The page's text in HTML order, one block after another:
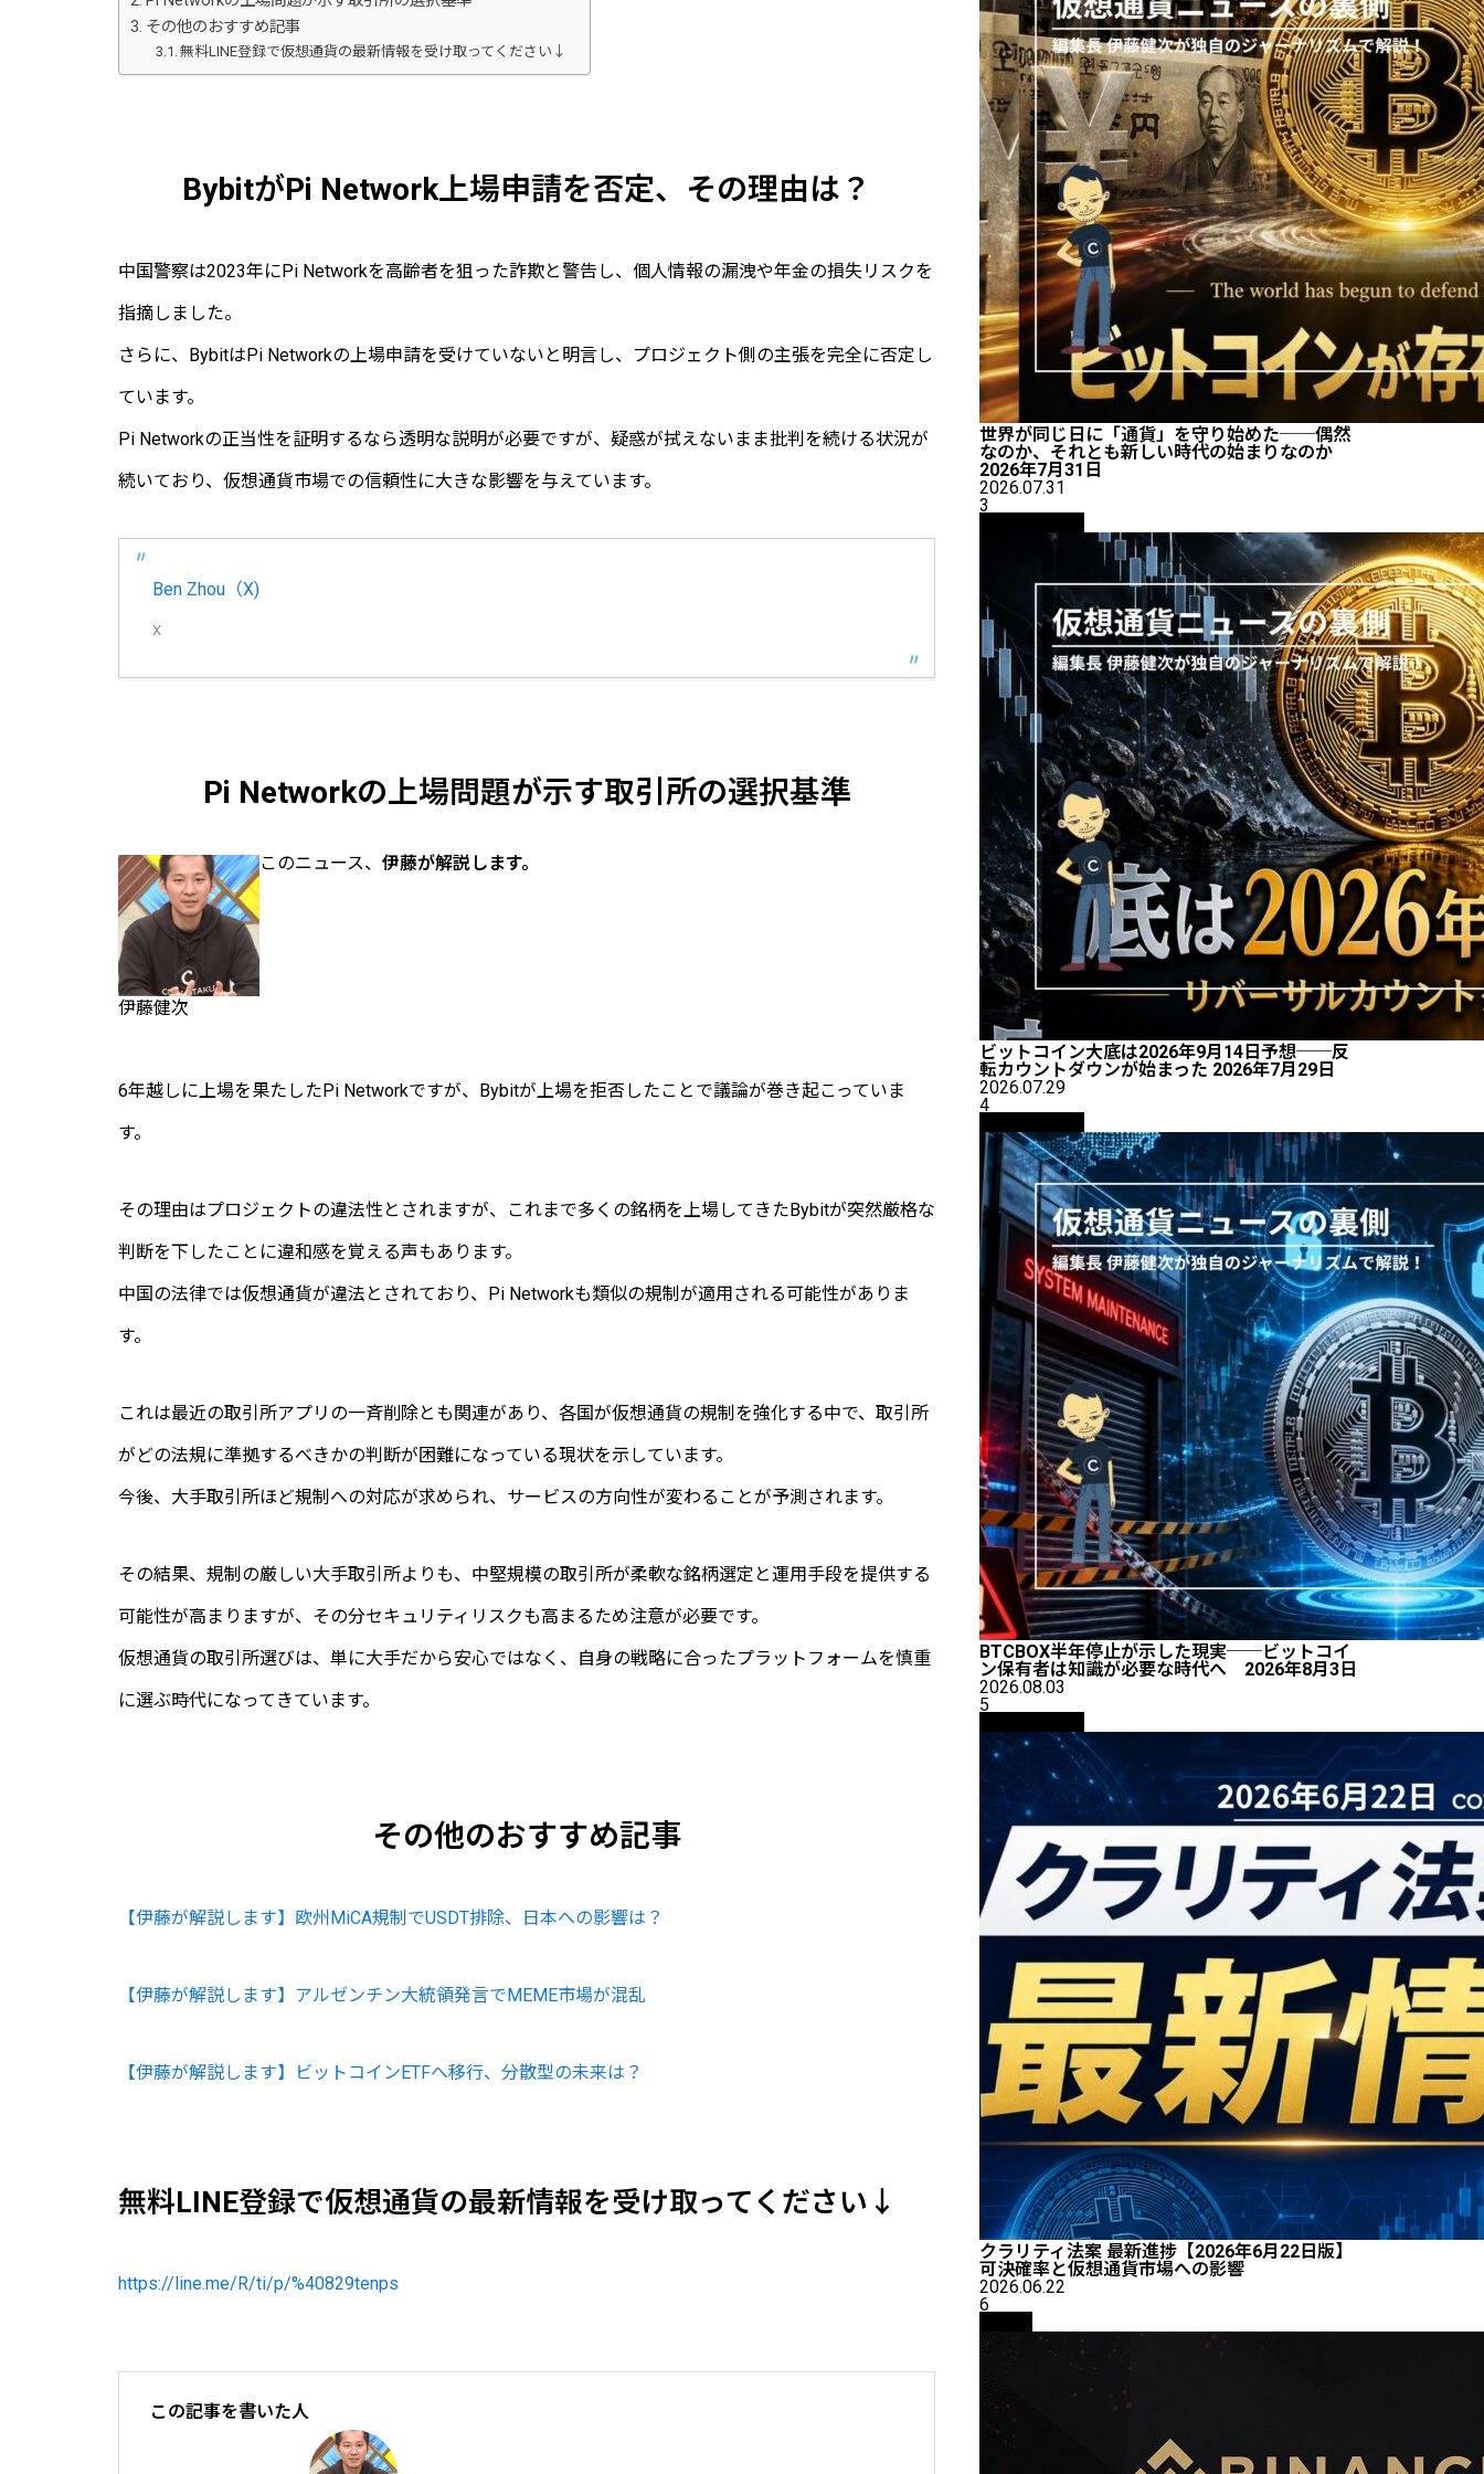
その他のおすすめ記事
無料LINE登録で仮想通貨の最新情報を受け取ってください↓
BybitがPi Network上場申請を否定、その理由は？
中国警察は2023年にPi Networkを高齢者を狙った詐欺と警告し、個人情報の漏洩や年金の損失リスクを
指摘しました。
さらに、BybitはPi Networkの上場申請を受けていないと明言し、プロジェクト側の主張を完全に否定し
ています。
Pi Networkの正当性を証明するなら透明な説明が必要ですが、疑惑が拭えないまま批判を続ける状況が
続いており、仮想通貨市場での信頼性に大きな影響を与えています。
Ben Zhou（X)
X
Pi Networkの上場問題が示す取引所の選択基準
伊藤健次
このニュース、 伊藤が解説します。
6年越しに上場を果たしたPi Networkですが、Bybitが上場を拒否したことで議論が巻き起こっていま
す。
その理由はプロジェクトの違法性とされますが、これまで多くの銘柄を上場してきたBybitが突然厳格な
判断を下したことに違和感を覚える声もあります。
中国の法律では仮想通貨が違法とされており、Pi Networkも類似の規制が適用される可能性がありま
す。
これは最近の取引所アプリの一斉削除とも関連があり、各国が仮想通貨の規制を強化する中で、取引所
がどの法規に準拠するべきかの判断が困難になっている現状を示しています。
今後、大手取引所ほど規制への対応が求められ、サービスの方向性が変わることが予測されます。
その結果、規制の厳しい大手取引所よりも、中堅規模の取引所が柔軟な銘柄選定と運用手段を提供する
可能性が高まりますが、その分セキュリティリスクも高まるため注意が必要です。
仮想通貨の取引所選びは、単に大手だから安心ではなく、自身の戦略に合ったプラットフォームを慎重
に選ぶ時代になってきています。
その他のおすすめ記事
【伊藤が解説します】欧州MiCA規制でUSDT排除、日本への影響は？
【伊藤が解説します】アルゼンチン大統領発言でMEME市場が混乱
【伊藤が解説します】ビットコインETFへ移行、分散型の未来は？
無料LINE登録で仮想通貨の最新情報を受け取ってください↓
https://line.me/R/ti/p/%40829tenps
この記事を書いた人
世界が同じ日に「通貨」を守り始めた──偶然
なのか、それとも新しい時代の始まりなのか
2026年7月31日
2026.07.31
3
ビットコイン大底は2026年9月14日予想──反
転カウントダウンが始まった 2026年7月29日
2026.07.29
4
BTCBOX半年停止が示した現実──ビットコイ
ン保有者は知識が必要な時代へ 2026年8月3日
2026.08.03
5
クラリティ法案 最新進捗【2026年6月22日版】
可決確率と仮想通貨市場への影響
2026.06.22
6